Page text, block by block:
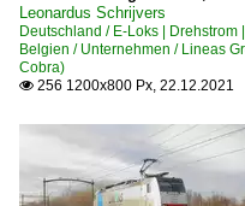
Leonardus Schrijvers
Deutschland / E-Loks |
Belgien / Unternehmen / Lineas
Cobra)
 256 1200x800 Px, 22.12.2021